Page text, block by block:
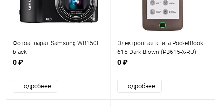
Фотоаппарат Samsung WB150F
black
0 ₽
Подробнее
Электронная книга PocketBook
615 Dark Brown (PB615-X-RU)
0 ₽
Подробнее